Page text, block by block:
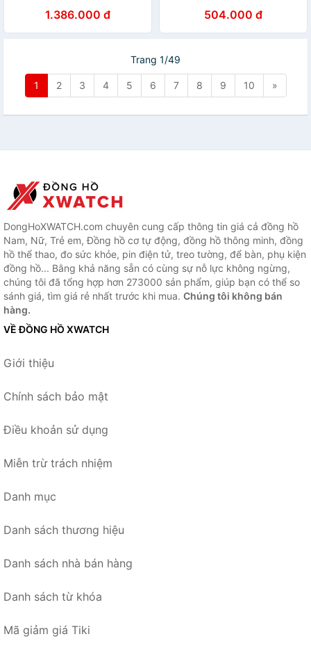
1.386.000 đ 504.000 đ
Trang 1/49
1 2 3 4 5 6 7 8 9 10 »
DongHoXWATCH.com chuyên cung cấp thông tin giá cả đồng hồ
Nam, Nữ, Trẻ em, Đồng hồ cơ tự động, đồng hồ thông minh, đồng
hồ thể thao, đo sức khỏe, pin điện tử, treo tường, để bàn, phụ kiện
đồng hồ... Bằng khả năng sẵn có cùng sự nỗ lực không ngừng,
chúng tôi đã tổng hợp hơn 273000 sản phẩm, giúp bạn có thể so
sánh giá, tìm giá rẻ nhất trước khi mua. Chúng tôi không bán
hàng.
VỀ ĐỒNG HỒ XWATCH
Giới thiệu
Chính sách bảo mật
Điều khoản sử dụng
Miễn trừ trách nhiệm
Danh mục
Danh sách thương hiệu
Danh sách nhà bán hàng
Danh sách từ khóa
Mã giảm giá Tiki